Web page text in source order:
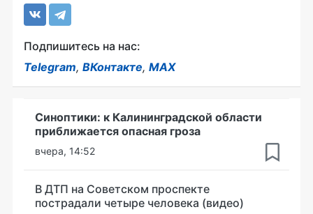
Подпишитесь на нас:
Telegram, ВКонтакте, MAX
Синоптики: к Калининградской области
приближается опасная гроза
вчера, 14:52
В ДТП на Советском проспекте
пострадали четыре человека (видео)